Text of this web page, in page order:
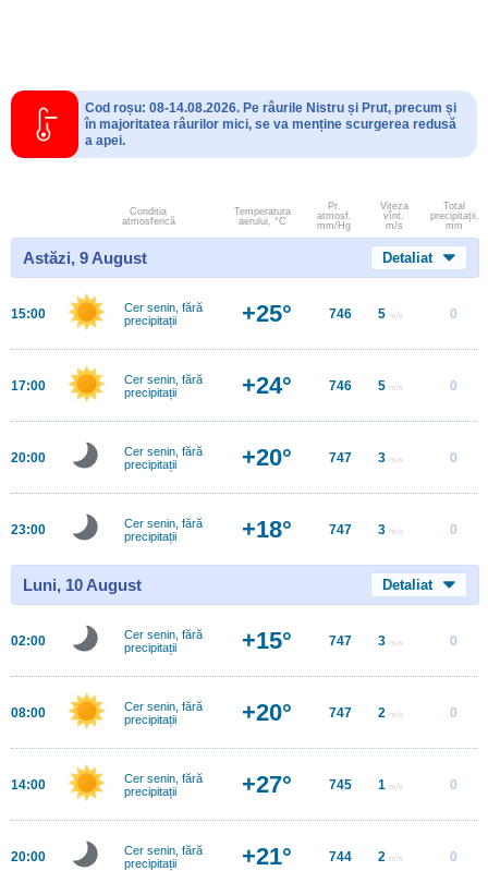
Cod roșu: 08-14.08.2026. Pe râurile Nistru și Prut, precum și
în majoritatea râurilor mici, se va menține scurgerea redusă
a apei.
Conditia
atmosferică
Temperatura
aerului, °C
Pr.
atmosf.
mm/Hg
Viteza
vînt.
m/s
Total
precipitații,
mm
Astăzi, 9 August Detaliat
15:00
Cer senin, fără
precipitații
+25° 746 5 m/s 0
17:00
Cer senin, fără
precipitații
+24° 746 5 m/s 0
20:00
Cer senin, fără
precipitații
+20° 747 3 m/s 0
23:00
Cer senin, fără
precipitații
+18° 747 3 m/s 0
Luni, 10 August Detaliat
02:00
Cer senin, fără
precipitații
+15° 747 3 m/s 0
08:00
Cer senin, fără
precipitații
+20° 747 2 m/s 0
14:00
Cer senin, fără
precipitații
+27° 745 1 m/s 0
20:00
Cer senin, fără
precipitații
+21° 744 2 m/s 0